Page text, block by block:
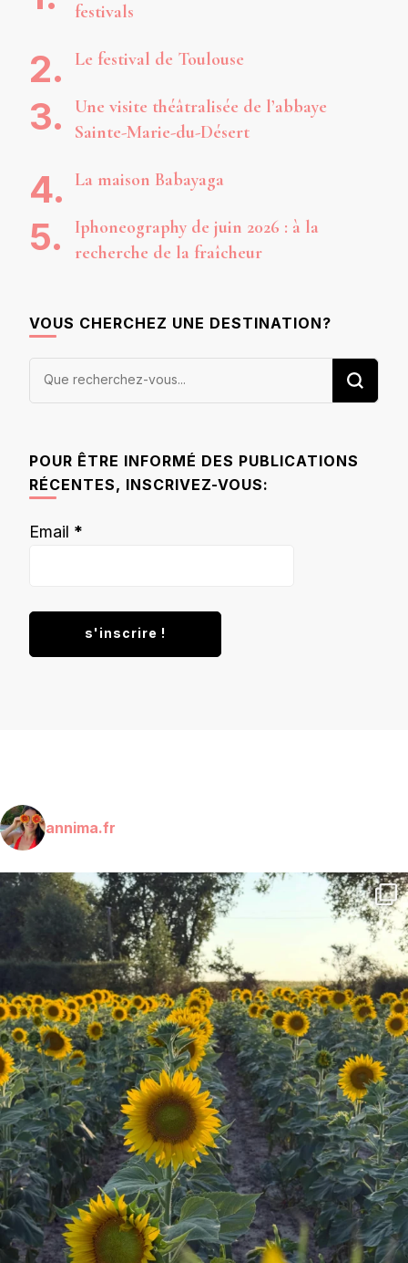
festivals
Le festival de Toulouse
Une visite théâtralisée de l’abbaye
Sainte-Marie-du-Désert
La maison Babayaga
Iphoneography de juin 2026 : à la
recherche de la fraîcheur
VOUS CHERCHEZ UNE DESTINATION?
Vous
POUR ÊTRE INFORMÉ DES PUBLICATIONS
RÉCENTES, INSCRIVEZ-VOUS:
Email *
annima.fr